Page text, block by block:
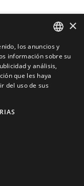
CATALAN
ENGLISH
FRENCH
×
los anuncios y
información sobre su
y análisis,
que les haya
del uso de sus